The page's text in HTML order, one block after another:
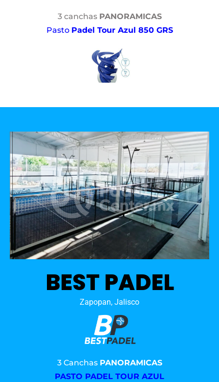
3 canchas PANORAMICAS
Pasto Padel Tour Azul 850 GRS
BEST PADEL
Zapopan, Jalisco
3 Canchas PANORAMICAS
PASTO PADEL TOUR AZUL